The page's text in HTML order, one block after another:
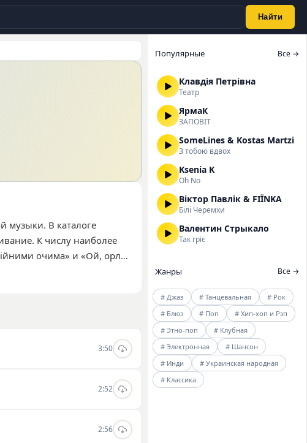
Найти
музыки. В каталоге
К числу наиболее
очима» и «Ой, орле-
современные
атмосферу во
треки
3:50
2:52
2:56
Популярные Все →
Клавдія Петрівна
Театр
ЯрмаК
ЗАПОВІТ
SomeLines & Kostas Martzi
З тобою вдвох
Ksenia K
Oh No
Віктор Павлік & FIЇNKA
Білі Черемхи
Валентин Стрыкало
Так гріє
Жанры Все →
# Джаз # Танцевальная
# Рок
# Блюз
# Поп
# Хип-хоп и Рэп
# Этно-поп
# Клубная
# Электронная
# Шансон
# Инди
# Украинская народная
# Классика